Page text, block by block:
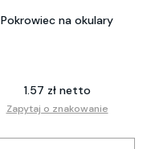
Pokrowiec na okulary
1.57 zł netto
Zapytaj o znakowanie